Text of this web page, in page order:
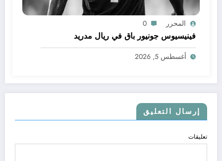
المحرر 0
فينيسيوس جونيور باق في ريال مدريد
أغسطس 5, 2026
إرسال التعليق
تعليقات